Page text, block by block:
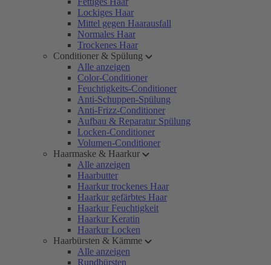
Lockiges Haar
Mittel gegen Haarausfall
Normales Haar
Trockenes Haar
Conditioner & Spülung
Alle anzeigen
Color-Conditioner
Feuchtigkeits-Conditioner
Anti-Schuppen-Spülung
Anti-Frizz-Conditioner
Aufbau & Reparatur Spülung
Locken-Conditioner
Volumen-Conditioner
Haarmaske & Haarkur
Alle anzeigen
Haarbutter
Haarkur trockenes Haar
Haarkur gefärbtes Haar
Haarkur Feuchtigkeit
Haarkur Keratin
Haarkur Locken
Haarbürsten & Kämme
Alle anzeigen
Rundbürsten